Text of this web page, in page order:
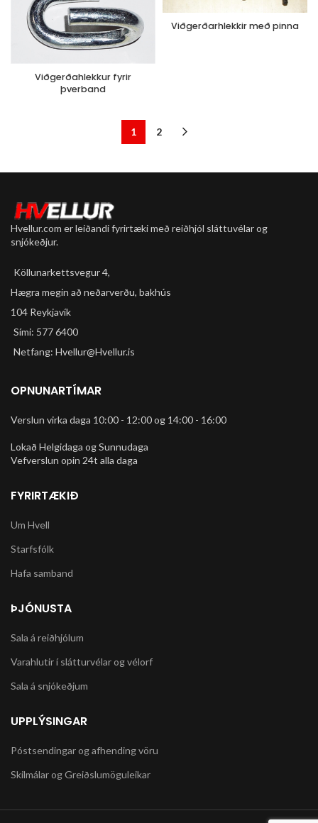
Viðgerðahlekkur fyrir
þverband
Viðgerðarhlekkir með pinna
1 2
Hvellur.com er leiðandi fyrirtæki með reiðhjól sláttuvélar og
snjókeðjur.
Köllunarkettsvegur 4,
Hægra megin að neðarverðu, bakhús
104 Reykjavík
Sími: 577 6400
Netfang: Hvellur@Hvellur.is
OPNUNARTÍMAR
Verslun virka daga 10:00 - 12:00 og 14:00 - 16:00
Lokað Helgidaga og Sunnudaga
Vefverslun opin 24t alla daga
FYRIRTÆKIÐ
Um Hvell
Starfsfólk
Hafa samband
ÞJÓNUSTA
Sala á reiðhjólum
Varahlutir í slátturvélar og vélorf
Sala á snjókeðjum
UPPLÝSINGAR
Póstsendingar og afhending vöru
Skilmálar og Greiðslumöguleikar